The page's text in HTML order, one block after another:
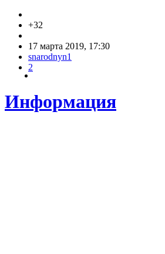
+32
17 марта 2019, 17:30
snarodnyn1
2
Информация